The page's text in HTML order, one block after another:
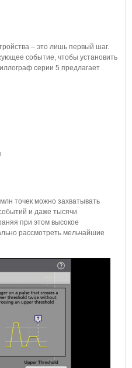
– это лишь первый шаг.
событие, чтобы установить
серии 5 предлагает
точек можно захватывать
и даже тысячи
при этом высокое
рассмотреть мельчайшие